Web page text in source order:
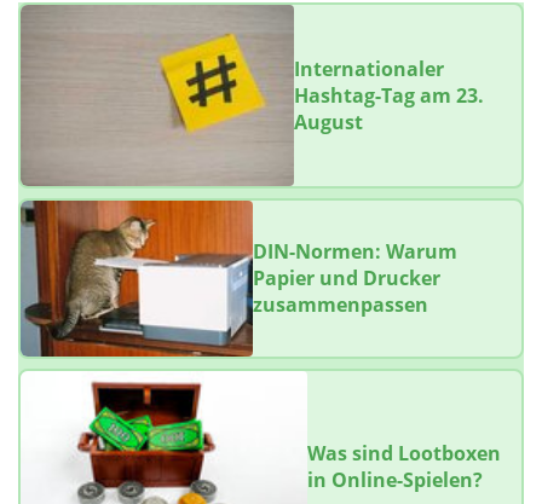
Internationaler
Hashtag-Tag am 23.
August
DIN-Normen: Warum
Papier und Drucker
zusammenpassen
Was sind Lootboxen
in Online-Spielen?